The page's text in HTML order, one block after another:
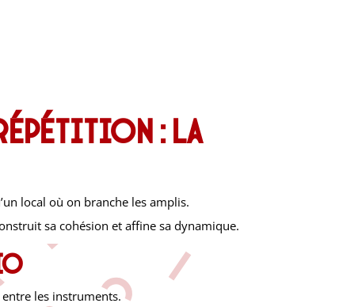
répétition : la
local où on branche les amplis.
sa cohésion et affine sa dynamique.
les instruments.